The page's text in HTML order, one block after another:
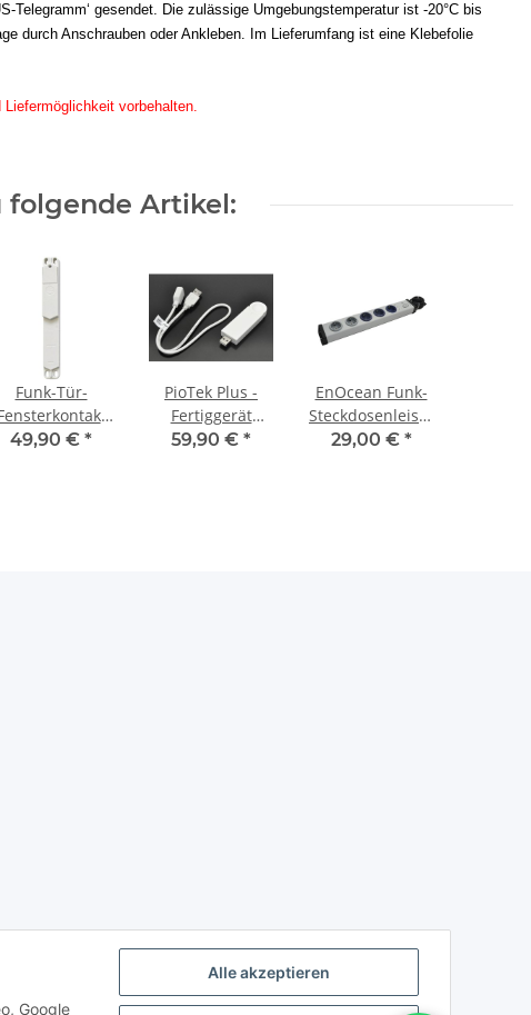
Alle akzeptieren
Google
gesendet. Die zulässige Umgebungstemperatur ist -20°C bis
durch Anschrauben oder Ankleben. Im Lieferumfang ist eine Klebefolie
vorbehalten.
folgende Artikel:
Funk-Tür-
mTRONIC mit
49,90 € *
PioTek Plus -
Fertiggerät
HmIP-RFUSB, RF-
59,90 € *
EnOcean Funk-
Steckdosenleiste
5-fach zum
29,00 € *